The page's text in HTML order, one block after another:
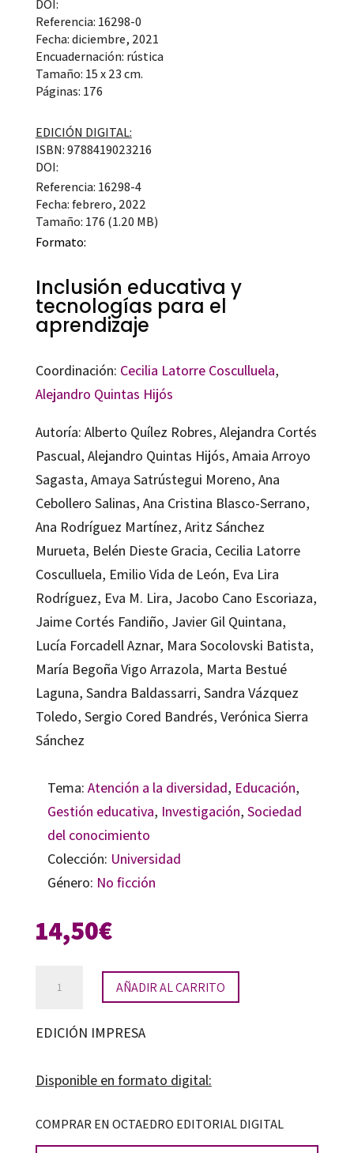
DOI:
Referencia: 16298-0
Fecha: diciembre, 2021
Encuadernación: rústica
Tamaño: 15 x 23 cm.
Páginas: 176
EDICIÓN DIGITAL:
ISBN: 9788419023216
DOI:
Referencia: 16298-4
Fecha: febrero, 2022
Tamaño: 176 (1.20 MB)
Formato:
Inclusión educativa y
tecnologías para el
aprendizaje
Coordinación: Cecilia Latorre Cosculluela,
Alejandro Quintas Hijós
Autoría: Alberto Quílez Robres, Alejandra Cortés
Pascual, Alejandro Quintas Hijós, Amaia Arroyo
Sagasta, Amaya Satrústegui Moreno, Ana
Cebollero Salinas, Ana Cristina Blasco-Serrano,
Ana Rodríguez Martínez, Aritz Sánchez
Murueta, Belén Dieste Gracia, Cecilia Latorre
Cosculluela, Emilio Vida de León, Eva Lira
Rodríguez, Eva M. Lira, Jacobo Cano Escoriaza,
Jaime Cortés Fandiño, Javier Gil Quintana,
Lucía Forcadell Aznar, Mara Socolovski Batista,
María Begoña Vigo Arrazola, Marta Bestué
Laguna, Sandra Baldassarri, Sandra Vázquez
Toledo, Sergio Cored Bandrés, Verónica Sierra
Sánchez
Tema: Atención a la diversidad, Educación,
Gestión educativa, Investigación, Sociedad
del conocimiento
Colección: Universidad
Género: No ficción
14,50€
para
aprendizaje
cantidad
AÑADIR AL CARRITO
EDICIÓN IMPRESA
Disponible en formato digital:
COMPRAR EN OCTAEDRO EDITORIAL DIGITAL